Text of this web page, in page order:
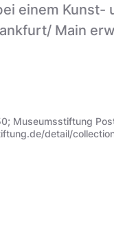
einem
Main
Museumsstiftung
detail/